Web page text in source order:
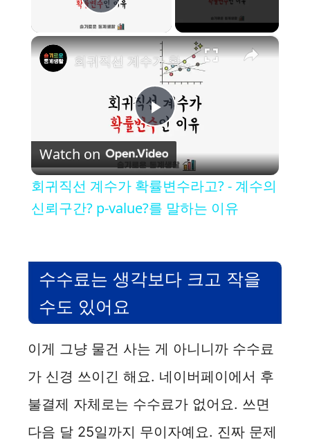
Play Video
×
P
l
a
V
d
e
회귀직선 계수가 확률변수라고? - 계수의 신뢰구간? p-value?를 말하는 이유
Watch on
회귀직선 계수가 확률변수라고? - 계수의
신뢰구간? p-value?를 말하는 이유
수수료는 생각보다 크고 작을
수도 있어요
이게 그냥 물건 사는 게 아니니까 수수료
가 신경 쓰이긴 해요. 네이버페이에서 후
불결제 자체로는 수수료가 없어요. 쓰면
다음 달 25일까지 무이자예요. 진짜 문제